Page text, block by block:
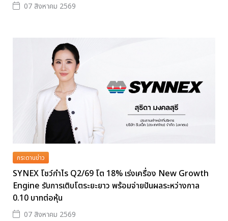
07 สิงหาคม 2569
กระดานข่าว
SYNEX โชว์กำไร Q2/69 โต 18% เร่งเครื่อง New Growth
Engine รับการเติบโตระยะยาว พร้อมจ่ายปันผลระหว่างกาล
0.10 บาทต่อหุ้น
07 สิงหาคม 2569